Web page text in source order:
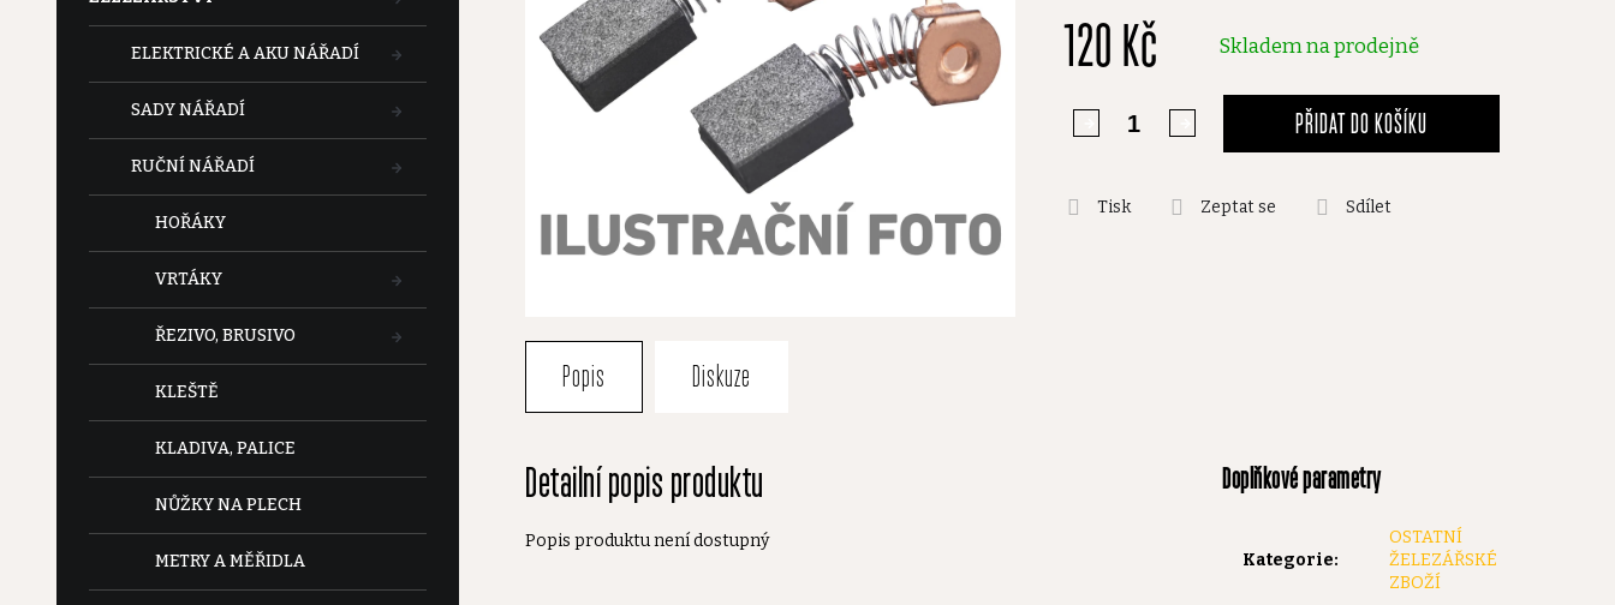
ELEKTRICKÉ A AKU NÁŘADÍ
SADY NÁŘADÍ
RUČNÍ NÁŘADÍ
HOŘÁKY
VRTÁKY
ŘEZIVO, BRUSIVO
KLEŠTĚ
KLADIVA, PALICE
NŮŽKY NA PLECH
METRY A MĚŘIDLA
0,0
120 Kč Skladem na prodejně
PŘIDAT DO KOŠÍKU
Tisk Zeptat se Sdílet
Popis Diskuze
Detailní popis produktu
Popis produktu není dostupný
Doplňkové parametry
Kategorie:
OSTATNÍ
ŽELEZÁŘSKÉ
ZBOŽÍ